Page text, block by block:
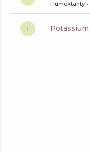
Humektanty
1